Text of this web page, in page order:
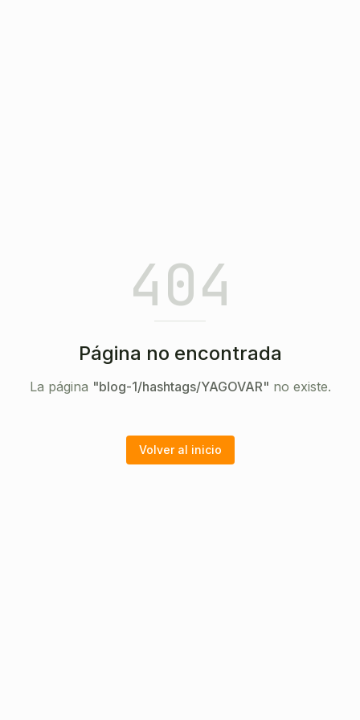
404
Página no encontrada
La página "blog-1/hashtags/YAGOVAR" no existe.
Volver al inicio